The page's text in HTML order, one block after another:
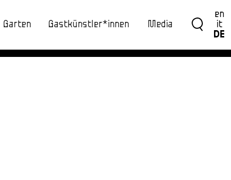
Garten Gastkünstler*innen Media
en
it
DE